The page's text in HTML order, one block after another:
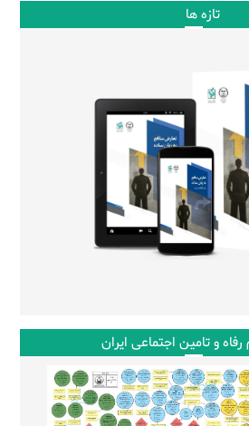
تازه ها
و تامین اجتماعی ایران